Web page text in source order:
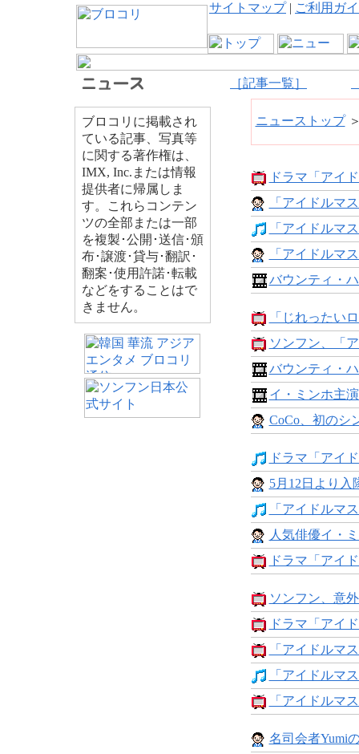
サイトマップ| ご利用ガ
［記事一覧］
ブロコリに掲載され
ている記事、写真等
に関する著作権は、
IMX, Inc.または情報
提供者に帰属しま
す。これらコンテン
ツの全部または一部
を複製･公開･送信･頒
布･譲渡･貸与･翻訳･
翻案･使用許諾･転載
などをすることはで
きません。
ニューストップ
ドラマ「アイ
「アイドルマ
「アイドルマ
「アイドルマ
バウンティ・
「じれったい
ソンフン、「
バウンティ・
イ・ミンホ主
CoCo、初のシ
ドラマ「アイ
5月12日より入
「アイドルマ
人気俳優イ・
ドラマ「アイ
ソンフン、意
ドラマ「アイ
「アイドルマ
「アイドルマ
「アイドルマ
名司会者Yumi